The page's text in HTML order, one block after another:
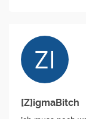
[Z]igmaBitch